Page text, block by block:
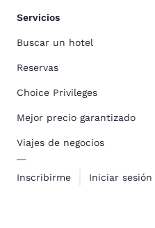
Servicios
Buscar un hotel
Reservas
Choice Privileges
Mejor precio garantizado
Viajes de negocios
Inscribirme Iniciar sesión